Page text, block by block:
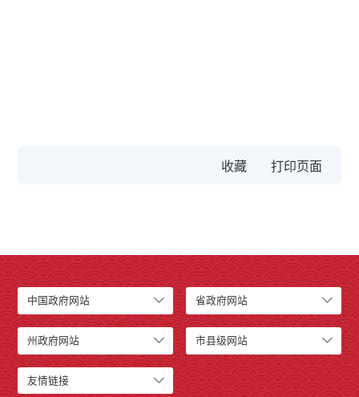
收藏
中国政府网站 省政府网站
州政府网站 市县级网站
友情链接